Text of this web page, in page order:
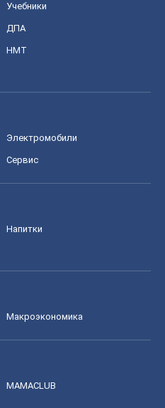
Учебники
ДПА
НМТ
Электромобили
Сервис
Напитки
Mакроэкономика
MAMACLUB